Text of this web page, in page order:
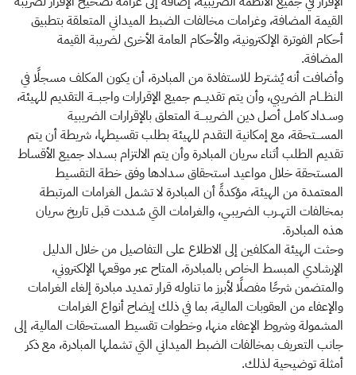
القيمة المضافة، وغرامات مخالفات الضبط الميداني المتعلقة بتطبيق
أحكام الفوترة الإلكترونية، والأحكام العامة الأخرى لضريبة القيمة
المضافة.
وأضافت أنه يُشترط للاستفادة من المبادرة، أن يكون المكلف مسجلًا في
النظـــام الضريبي، وأن يتم تقديـــم جميع الإقرارات واجبـــة التقديم للهيئة،
وسـداد كامـل أصل دين الضريبـــة المتعلق بالإقرارات الضريبية
المســـتحقة، مع إمكانية التقدم للهيئة بطلب تقسيطها، شريطة أن يتم
تقديم الطلب أثناء سريان المبادرة وأن يتم الالتزام بسداد جميع الأقساط
المستحقة خلال مواعيد استحقاق سدادها وفق خطة التقسيط
المعتمدة من الهيئة، مؤكدةً أن المبادرة لا تشمل الغرامات المرتبطة
بمخالفات التهــرب الضريبـي، والغرامات التي سُددت قبل تاريخ سريان
هذه المبادرة.
وحثت الهيئة المكلفين إلى الاطلاع على التفاصيل من خلال الدليل
الإرشادي المبسط الخاص بالمبادرة، المتاح عبر موقعها الإلكتروني،
والمتضمن شرحًا مفصلًا لأبرز ما تناوله قرار تمديد مبادرة إلغاء الغرامات
والإعفاء من العقوبات المالية، بما في ذلك إيضاح أنواع الغرامات
المشمولة وشروط الإعفاء منها، وخطوات تقسيط المستحقات المالية، إلى
جانب التعريف بمخالفات الضبط الميداني التي تشملها المبادرة، مع ذكر
أمثلة توضيحية لذلك.